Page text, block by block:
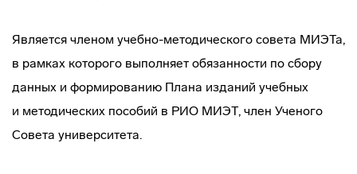
Является членом учебно-методического совета МИЭТа,
в рамках которого выполняет обязанности по сбору
данных и формированию Плана изданий учебных
и методических пособий в РИО МИЭТ, член Ученого
Совета университета.